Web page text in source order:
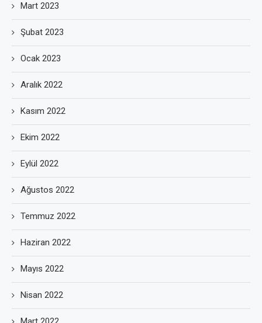
Mart 2023
Şubat 2023
Ocak 2023
Aralık 2022
Kasım 2022
Ekim 2022
Eylül 2022
Ağustos 2022
Temmuz 2022
Haziran 2022
Mayıs 2022
Nisan 2022